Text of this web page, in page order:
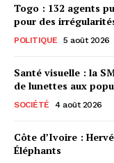
Togo : 132 agents
pour des
POLITIQUE 5 août 2026
Santé visuelle : la
de lunettes aux
SOCIÉTÉ 4 août 2026
Côte d’Ivoire :
Éléphants